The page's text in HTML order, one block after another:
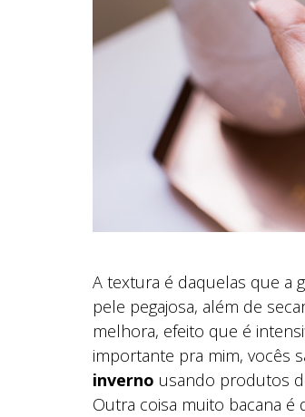
A textura é daquelas que a
pele pegajosa, além de
melhora, efeito que é
importante pra mim, vocês
inverno usando produtos
Outra coisa muito bacana